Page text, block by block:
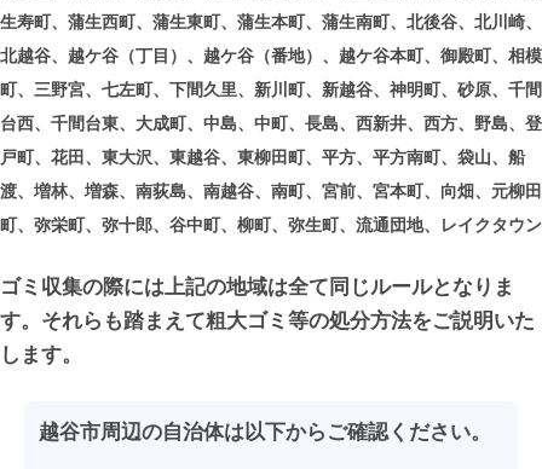
生寿町、蒲生西町、蒲生東町、蒲生本町、蒲生南町、北後谷、北川崎、
北越谷、越ケ谷（丁目）、越ケ谷（番地）、越ケ谷本町、御殿町、相模
町、三野宮、七左町、下間久里、新川町、新越谷、神明町、砂原、千間
台西、千間台東、大成町、中島、中町、長島、西新井、西方、野島、登
戸町、花田、東大沢、東越谷、東柳田町、平方、平方南町、袋山、船
渡、増林、増森、南荻島、南越谷、南町、宮前、宮本町、向畑、元柳田
町、弥栄町、弥十郎、谷中町、柳町、弥生町、流通団地、レイクタウン
ゴミ収集の際には上記の地域は全て同じルールとなりま
す。それらも踏まえて粗大ゴミ等の処分方法をご説明いた
します。
越谷市周辺の自治体は以下からご確認ください。